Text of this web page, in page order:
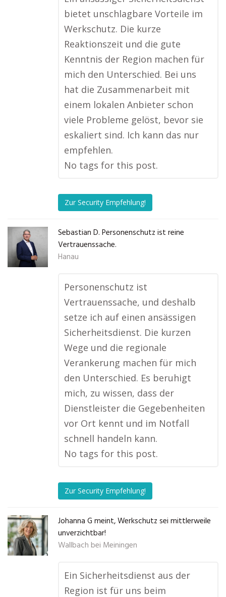
bietet unschlagbare Vorteile im
Werkschutz. Die kurze
Reaktionszeit und die gute
Kenntnis der Region machen für
mich den Unterschied. Bei uns
hat die Zusammenarbeit mit
einem lokalen Anbieter schon
viele Probleme gelöst, bevor sie
eskaliert sind. Ich kann das nur
empfehlen.
No tags for this post.
Zur Security Empfehlung!
Sebastian D. Personenschutz ist reine
Vertrauenssache.
Hanau
Personenschutz ist
Vertrauenssache, und deshalb
setze ich auf einen ansässigen
Sicherheitsdienst. Die kurzen
Wege und die regionale
Verankerung machen für mich
den Unterschied. Es beruhigt
mich, zu wissen, dass der
Dienstleister die Gegebenheiten
vor Ort kennt und im Notfall
schnell handeln kann.
No tags for this post.
Zur Security Empfehlung!
Johanna G meint, Werkschutz sei mittlerweile
unverzichtbar!
Wallbach bei Meiningen
Ein Sicherheitsdienst aus der
Region ist für uns beim